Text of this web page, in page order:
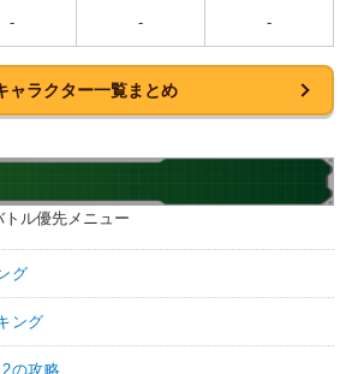
- - -
ャラクター一覧まとめ
ル優先メニュー
グ
ング
の攻略